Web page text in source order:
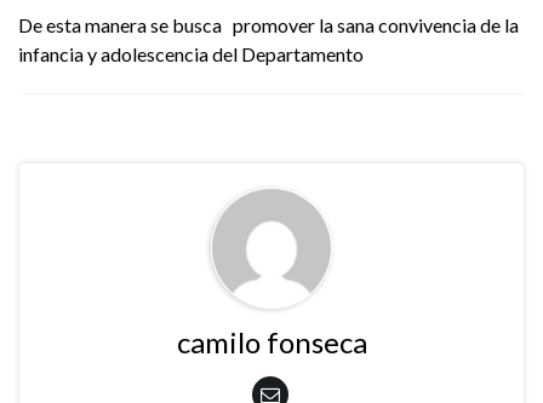
De esta manera se busca promover la sana convivencia de la
infancia y adolescencia del Departamento
camilo fonseca